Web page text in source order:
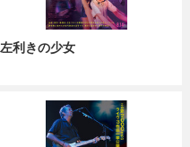
左利きの少女